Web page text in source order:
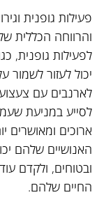
פעילות גופנית
והרווחה הכללית
לפעילות גופנית,
יכול לעזור לשמור
לארנבים עם
לסייע במניעת
ארוכים ומאושרים
האנושיים שלהם
ובטוחים, ולקדם
החיים שלהם.